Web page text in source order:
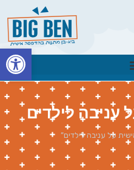
עניבה לילדים
על עניבה לילדים”